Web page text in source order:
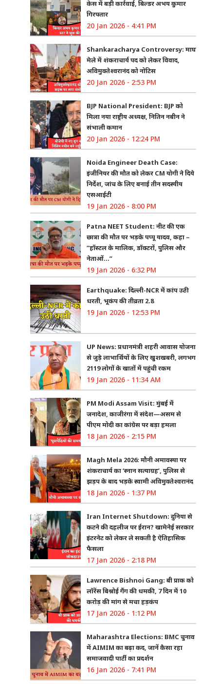
केस में बड़ी कार्रवाई, बिल्डर अभय कुमार
गिरफ्तार
20 Jan 2026 - 4:41 PM
Shankaracharya Controversy: माघ
मेले में शंकराचार्य पद को लेकर विवाद,
अविमुक्तेश्वरानंद को नोटिस
20 Jan 2026 - 2:53 PM
BJP National President: BJP को
मिला नया राष्ट्रीय अध्यक्ष, नितिन नबीन ने
संभाली कमान
20 Jan 2026 - 12:24 PM
Noida Engineer Death Case:
इंजीनियर की मौत को लेकर CM योगी ने दिये
निर्देश, जांच के लिए बनाई तीन सदस्यीय
एसआईटी
19 Jan 2026 - 8:00 PM
Patna NEET Student: नीट की एक
छात्रा की मौत पर भड़के पप्पू यादव, कहा –
“हॉस्टल के मालिक, डॉक्टरों, पुलिस और
नेताओं…”
19 Jan 2026 - 6:32 PM
Earthquake: दिल्ली-NCR में कांप उठी
धरती, भूकंप की तीव्रता 2.8
19 Jan 2026 - 12:53 PM
UP News: प्रधानमंत्री शहरी आवास योजना
से जुड़े लाभार्थियों के लिए खुशखबरी, लगभग
2119 लोगों के खातों में पहुंची रकम
19 Jan 2026 - 11:34 AM
PM Modi Assam Visit: मुंबई में
जनादेश, काजीरंगा में संदेश—असम से
पीएम मोदी का कांग्रेस पर बड़ा हमला
18 Jan 2026 - 2:15 PM
Magh Mela 2026: मौनी अमावस्या पर
शंकराचार्य का ‘स्नान सत्याग्रह’, पुलिस से
झड़प के बाद भड़के स्वामी अविमुक्तेश्वरानंद
18 Jan 2026 - 1:37 PM
Iran Internet Shutdown: दुनिया से
कटने की दहलीज पर ईरान? खामेनेई सरकार
इंटरनेट को लेकर ले सकती है ऐतिहासिक
फैसला
17 Jan 2026 - 2:18 PM
Lawrence Bishnoi Gang: बी प्राक को
लॉरेंस बिश्नोई गैंग की धमकी, 7 दिन में 10
करोड़ की मांग से मचा हड़कंप
17 Jan 2026 - 1:12 PM
Maharashtra Elections: BMC चुनाव
में AIMIM का बढ़ा कद, जानें कैसा रहा
समाजवादी पार्टी का प्रदर्शन
16 Jan 2026 - 7:41 PM